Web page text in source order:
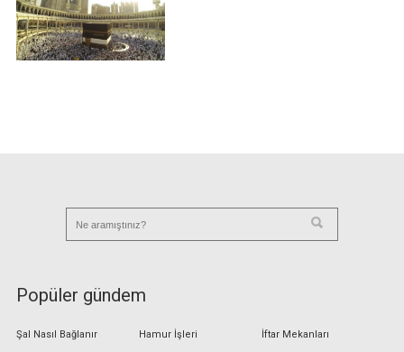
Popüler gündem
Şal Nasıl Bağlanır Hamur İşleri İftar Mekanları